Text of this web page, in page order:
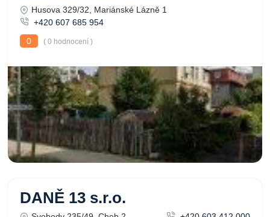
Husova 329/32, Mariánské Lázně 1
+420 607 685 954
0
( 0 hodnocení )
DANĚ 13 s.r.o.